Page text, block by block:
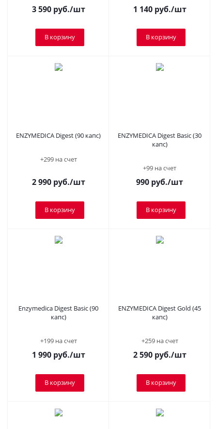
3 590руб./шт
В корзину
1 140руб./шт
В корзину
ENZYMEDICA Digest (90 капс)
+299 на счет
2 990руб./шт
В корзину
ENZYMEDICA Digest Basic (30
капс)
+99 на счет
990 руб./шт
В корзину
Enzymedica Digest Basic (90
капс)
+199 на счет
1 990руб./шт
В корзину
ENZYMEDICA Digest Gold (45
капс)
+259 на счет
2 590руб./шт
В корзину